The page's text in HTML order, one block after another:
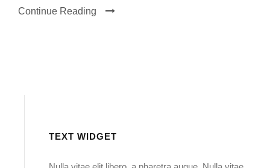
Continue Reading
TEXT WIDGET